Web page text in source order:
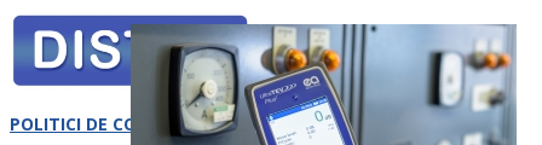
POLITICI DE CONFIDENTIALITATE